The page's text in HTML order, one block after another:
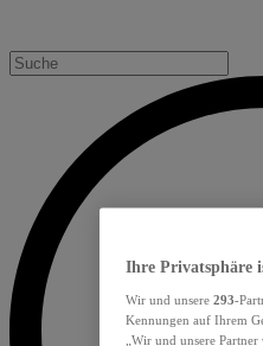
Ihre Privatsphäre
Wir und unsere 293-
Kennungen auf Ihrem
„Wir und unsere